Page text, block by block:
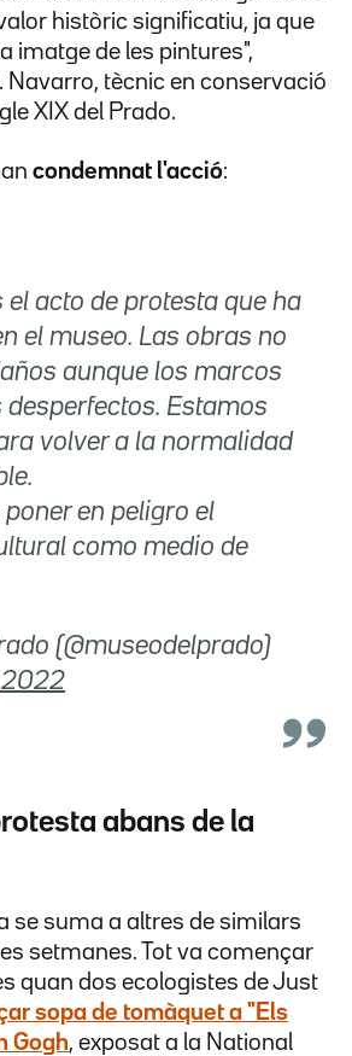
històric significatiu, ja que
imatge de les pintures",
Navarro, tècnic en conservació
XIX del Prado.
condemnat l'acció:
el acto de protesta que ha
el museo. Las obras no
aunque los marcos
desperfectos. Estamos
volver a la normalidad
en peligro el
como medio de
(@museodelprado)
2022
abans de la
se suma a altres de similars
setmanes. Tot va començar
quan dos ecologistes de Just
sopa de tomàquet a "Els
Gogh, exposat a la National